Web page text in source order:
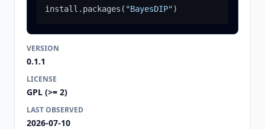
install.packages ( "BayesDIP")
VERSION
0.1.1
LICENSE
GPL (>= 2)
LAST OBSERVED
2026-07-10